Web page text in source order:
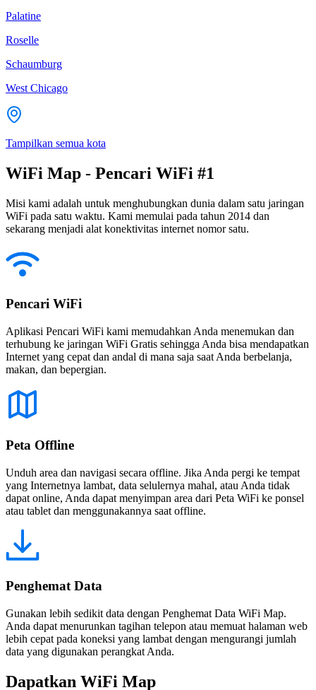
Palatine
Roselle
Schaumburg
West Chicago
Tampilkan semua kota
WiFi Map - Pencari WiFi #1
Misi kami adalah untuk menghubungkan dunia dalam satu jaringan
WiFi pada satu waktu. Kami memulai pada tahun 2014 dan
sekarang menjadi alat konektivitas internet nomor satu.
Pencari WiFi
Aplikasi Pencari WiFi kami memudahkan Anda menemukan dan
terhubung ke jaringan WiFi Gratis sehingga Anda bisa mendapatkan
Internet yang cepat dan andal di mana saja saat Anda berbelanja,
makan, dan bepergian.
Peta Offline
Unduh area dan navigasi secara offline. Jika Anda pergi ke tempat
yang Internetnya lambat, data selulernya mahal, atau Anda tidak
dapat online, Anda dapat menyimpan area dari Peta WiFi ke ponsel
atau tablet dan menggunakannya saat offline.
Penghemat Data
Gunakan lebih sedikit data dengan Penghemat Data WiFi Map.
Anda dapat menurunkan tagihan telepon atau memuat halaman web
lebih cepat pada koneksi yang lambat dengan mengurangi jumlah
data yang digunakan perangkat Anda.
Dapatkan WiFi Map